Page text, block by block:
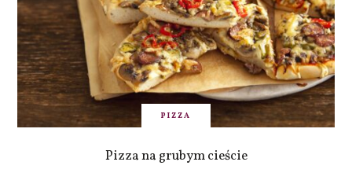
PIZZA
Pizza na grubym cieście